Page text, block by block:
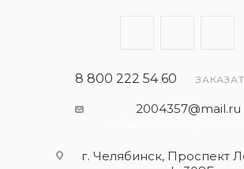
8 800 222 54 60
2004357@mail.ru
г. Челябинск, Проспект